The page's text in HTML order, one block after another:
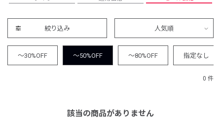
絞り込み 人気順
～30%OFF ～50%OFF ～80%OFF 指定なし
0 件
該当の商品がありません